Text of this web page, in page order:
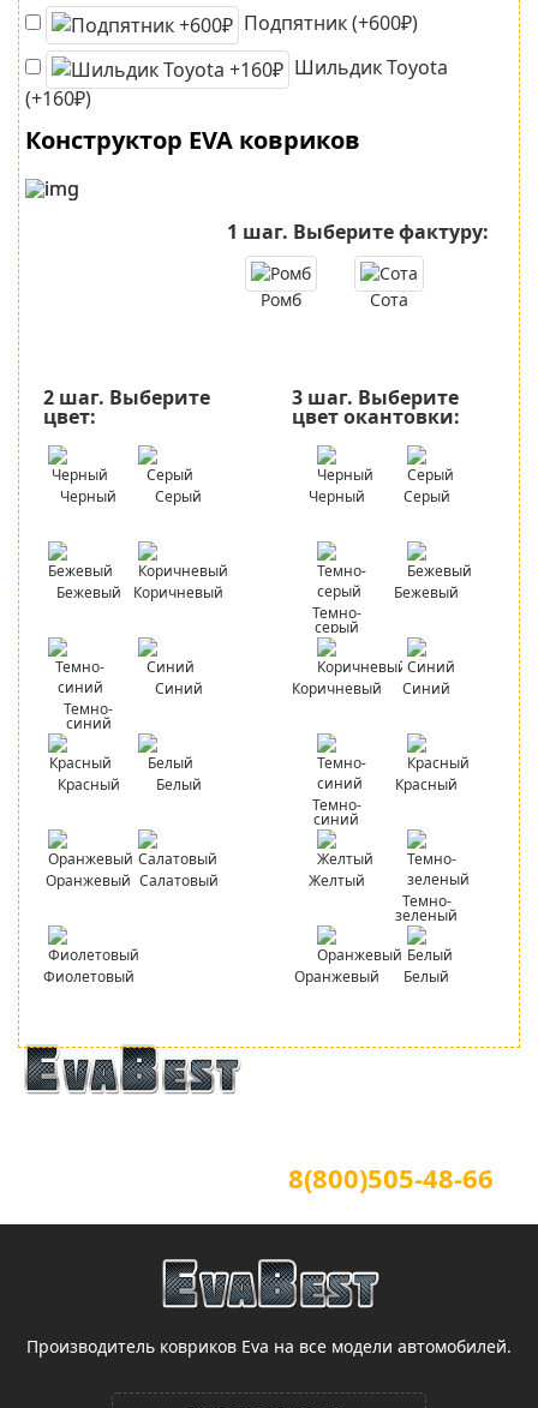
Подпятник (+600₽)
Шильдик Toyota
(+160₽)
Конструктор EVA ковриков
1 шаг. Выберите фактуру:
Ромб Сота
2 шаг. Выберите
цвет:
Черный Серый
Бежевый Коричневый
Темно-
синий
Синий
Красный Белый
Оранжевый Салатовый
Фиолетовый
3 шаг. Выберите
цвет окантовки:
Черный Серый
Темно-
серый
Бежевый
Коричневый Синий
Темно-
синий
Красный
Желтый
Темно-
зеленый
Оранжевый Белый
8(800)505-48-66
Производитель ковриков Eva на все модели автомобилей.